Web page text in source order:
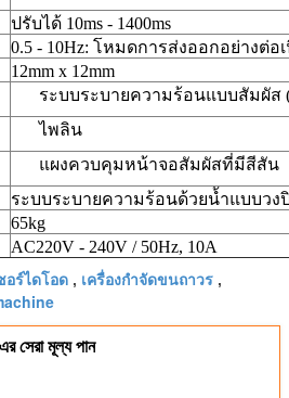
ปรับได้ 10ms - 1400ms
0.5 - 10Hz: โหมดการส่งออกอย่างต่อ
12mm x 12mm
ระบบระบายความร้อนแบบสัมผัส
ไพลิน
แผงควบคุมหน้าจอสัมผัสที่มีสีสัน
ระบบระบายความร้อนด้วยน้ำแบบวงปิ
65kg
AC220V - 240V / 50Hz, 10A
อร์ไดโอด , เครื่องกำจัดขนถาวร ,
এর সেরা মূল্য পান